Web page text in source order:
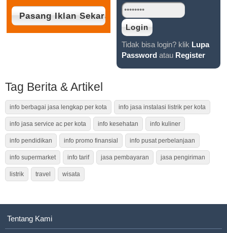
Tidak bisa login? klik Lupa
Password atau Register
Tag Berita & Artikel
info berbagai jasa lengkap per kota info jasa instalasi listrik per kota
info jasa service ac per kota info kesehatan info kuliner
info pendidikan info promo finansial info pusat perbelanjaan
info supermarket info tarif jasa pembayaran jasa pengiriman
listrik travel wisata
Tentang Kami